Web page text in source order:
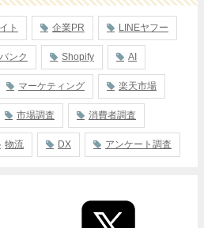
ト 企業PR LINEヤフー
ンク Shopify AI
マーケティング 楽天市場
市場調査 消費者調査
物流 DX アンケート調査